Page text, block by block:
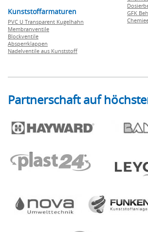
Kunststoffarmaturen
PVC U Transparent Kugelhahn
Membranventile
Blockventile
Absperrklappen
Nadelventile aus Kunststoff
GFK
Partnerschaft auf